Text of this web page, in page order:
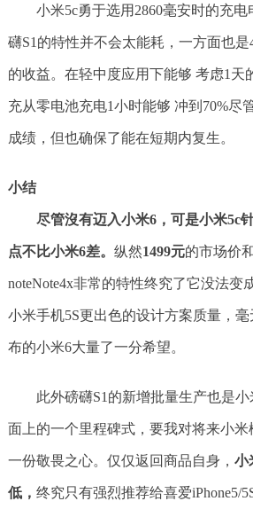
小米5c勇于选用2860毫安时的充
礴S1的特性并不会太能耗，一方面也
的收益。在轻中度应用下能够 考虑1天
充从零电池充电1小时能够 冲到70%尽
成绩，但也确保了能在短期内复生。
小结
尽管沒有迈入小米6，可是小米5c
点不比小米6差。 纵然1499元的市场价
noteNote4x非常的特性终究了它没法变
小米手机5S更出色的设计方案质量，
布的小米6大量了一分希望。
此外磅礴S1的新增批量生产也是
面上的一个里程碑式，要我对将来小米
一份敬畏之心。仅仅返回商品自身， 小
低， 终究只有强烈推荐给喜爱iPhone5/